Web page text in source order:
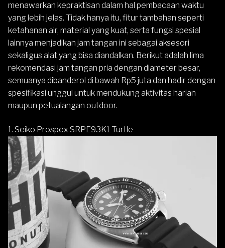
menawarkan kepraktisan dalam hal pembacaan waktu
yang lebih jelas. Tidak hanya itu, fitur tambahan seperti
ketahanan air, material yang kuat, serta fungsi spesial
lainnya menjadikan jam tangan ini sebagai aksesori
sekaligus alat yang bisa diandalkan. Berikut adalah lima
rekomendasi jam tangan pria dengan diameter besar,
semuanya dibanderol di bawah Rp5 juta dan hadir dengan
spesifikasi unggul untuk mendukung aktivitas harian
maupun petualangan outdoor.
1. Seiko Prospex SRPE93K1 Turtle